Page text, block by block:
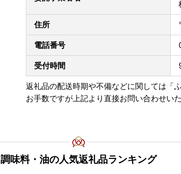
住所
電話番号
受付時間
返礼品の配送時期や不備などに関しては「
お手数ですが上記より直接お問い合わせい
調味料・油の人気返礼品ランキング